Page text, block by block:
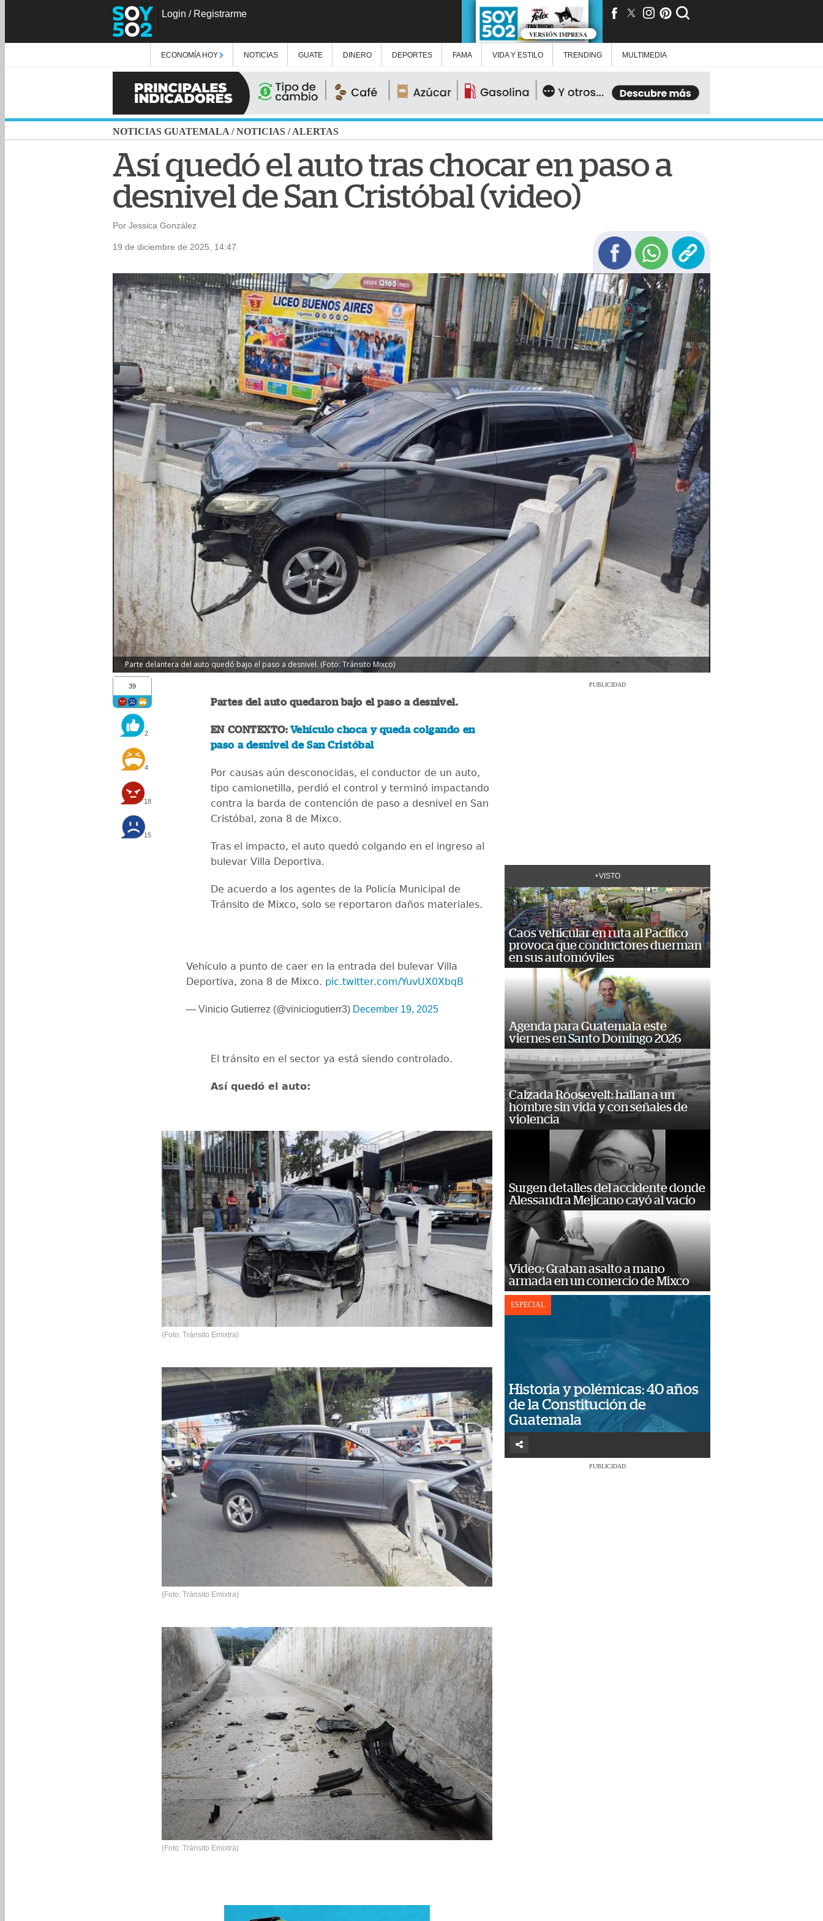
Login / Registrarme
VERSIÓN IMPRESA
ECONOMÍA HOY NOTICIAS GUATE DINERO DEPORTES FAMA VIDA Y ESTILO TRENDING MULTIMEDIA
NOTICIAS GUATEMALA /NOTICIAS /ALERTAS
Así quedó el auto tras chocar en paso a
desnivel de San Cristóbal (video)
Por Jessica González
19 de diciembre de 2025, 14:47
Parte delantera del auto quedó bajo el paso a desnivel. (Foto: Tránsito Mixco)
39
2
4
18
15
Partes del auto quedaron bajo el paso a desnivel.
EN CONTEXTO: Vehículo choca y queda colgando en
paso a desnivel de San Cristóbal
Por causas aún desconocidas, el conductor de un auto,
tipo camionetilla, perdió el control y terminó impactando
contra la barda de contención de paso a desnivel en San
Cristóbal, zona 8 de Mixco.
Tras el impacto, el auto quedó colgando en el ingreso al
bulevar Villa Deportiva.
De acuerdo a los agentes de la Policía Municipal de
Tránsito de Mixco, solo se reportaron daños materiales.
Vehículo a punto de caer en la entrada del bulevar Villa
Deportiva, zona 8 de Mixco. pic.twitter.com/YuvUX0XbqB
— Vinicio Gutierrez (@viniciogutierr3) December 19, 2025
El tránsito en el sector ya está siendo controlado.
Así quedó el auto:
(Foto: Tránsito Emixtra)
(Foto: Tránsito Emixtra)
(Foto: Tránsito Emixtra)
PUBLICIDAD
+VISTO
Caos vehicular en ruta al Pacífico
provoca que conductores duerman
en sus automóviles
Agenda para Guatemala este
viernes en Santo Domingo 2026
Calzada Roosevelt: hallan a un
hombre sin vida y con señales de
violencia
Surgen detalles del accidente donde
Alessandra Mejicano cayó al vacío
Video: Graban asalto a mano
armada en un comercio de Mixco
ESPECIAL
Historia y polémicas: 40 años
de la Constitución de
Guatemala
PUBLICIDAD